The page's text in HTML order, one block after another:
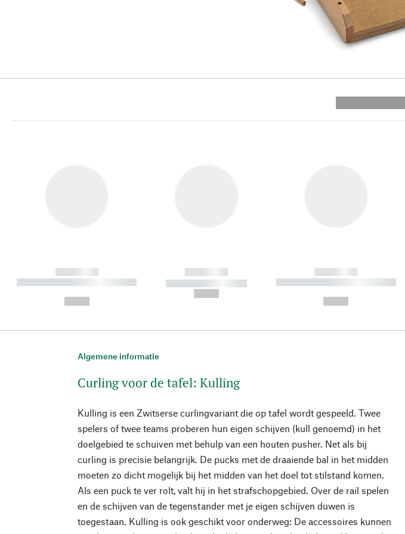
------------
----------- ----------- ----------
------------
----------- -----------
------------
----------- ----------- ----------
Algemene informatie
Curling voor de tafel: Kulling
Kulling is een Zwitserse curlingvariant die op tafel wordt gespeeld. Twee
spelers of twee teams proberen hun eigen schijven (kull genoemd) in het
doelgebied te schuiven met behulp van een houten pusher. Net als bij
curling is precisie belangrijk. De pucks met de draaiende bal in het midden
moeten zo dicht mogelijk bij het midden van het doel tot stilstand komen.
Als een puck te ver rolt, valt hij in het strafschopgebied. Over de rail spelen
en de schijven van de tegenstander met je eigen schijven duwen is
toegestaan. Kulling is ook geschikt voor onderweg: De accessoires kunnen